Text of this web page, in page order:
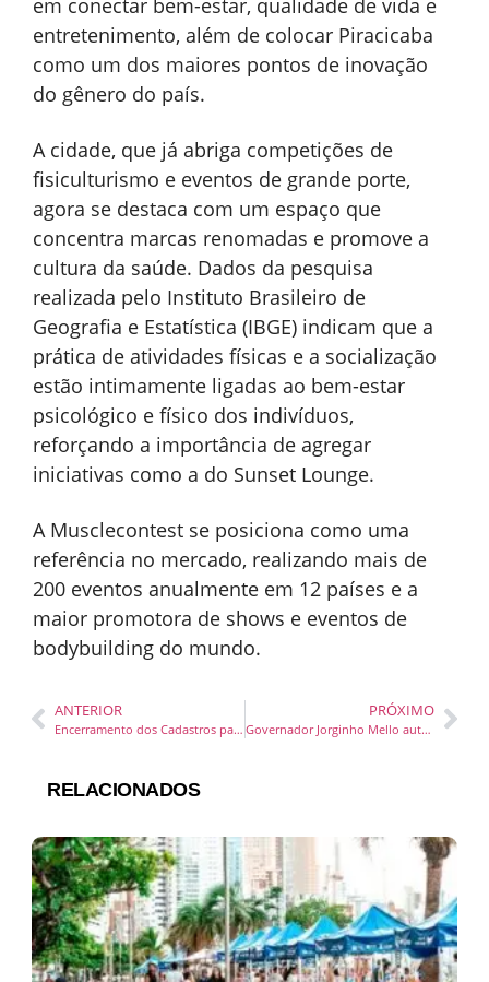
em conectar bem-estar, qualidade de vida e
entretenimento, além de colocar Piracicaba
como um dos maiores pontos de inovação
do gênero do país.
A cidade, que já abriga competições de
fisiculturismo e eventos de grande porte,
agora se destaca com um espaço que
concentra marcas renomadas e promove a
cultura da saúde. Dados da pesquisa
realizada pelo Instituto Brasileiro de
Geografia e Estatística (IBGE) indicam que a
prática de atividades físicas e a socialização
estão intimamente ligadas ao bem-estar
psicológico e físico dos indivíduos,
reforçando a importância de agregar
iniciativas como a do Sunset Lounge.
A Musclecontest se posiciona como uma
referência no mercado, realizando mais de
200 eventos anualmente em 12 países e a
maior promotora de shows e eventos de
bodybuilding do mundo.
ANTERIOR
Encerramento dos Cadastros para Recebimento de Donativos em Itapema
PRÓXIMO
Governador Jorginho Mello autoriza parcerias publico privadas para modernizar o estádio Hercílio luz em Itajaí
RELACIONADOS